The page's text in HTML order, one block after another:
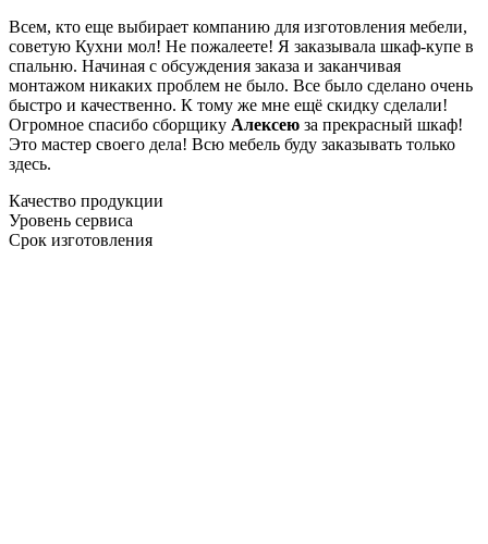
Всем, кто еще выбирает компанию для изготовления мебели,
советую Кухни мол! Не пожалеете! Я заказывала шкаф-купе в
спальню. Начиная с обсуждения заказа и заканчивая
монтажом никаких проблем не было. Все было сделано очень
быстро и качественно. К тому же мне ещё скидку сделали!
Огромное спасибо сборщику Алексею за прекрасный шкаф!
Это мастер своего дела! Всю мебель буду заказывать только
здесь.
Качество продукции
Уровень сервиса
Срок изготовления